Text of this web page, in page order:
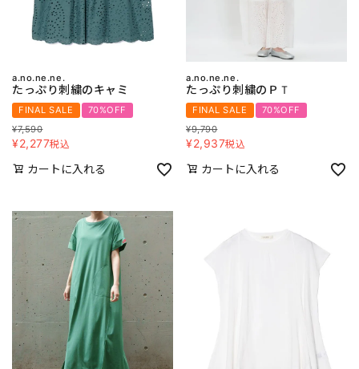
a.no.ne.ne.
たっぷり刺繍のキャミ
FINAL SALE
70%OFF
¥7,590
¥2,277税込
カートに入れる
a.no.ne.ne.
たっぷり刺繍のＰＴ
FINAL SALE
70%OFF
¥9,790
¥2,937税込
カートに入れる